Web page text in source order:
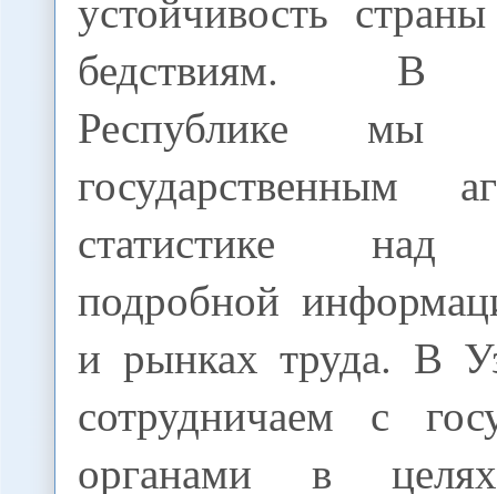
бедствиям. В
Республике мы
государственным
статистике над
подробной
и рынках труда. В
сотрудничаем с
органами в